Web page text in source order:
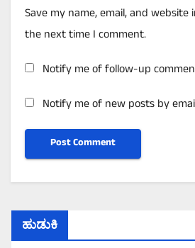
Save my name, email, and
the next time I comment.
Notify me of follow-up
Notify me of new posts by
ಹುಡುಕಿ